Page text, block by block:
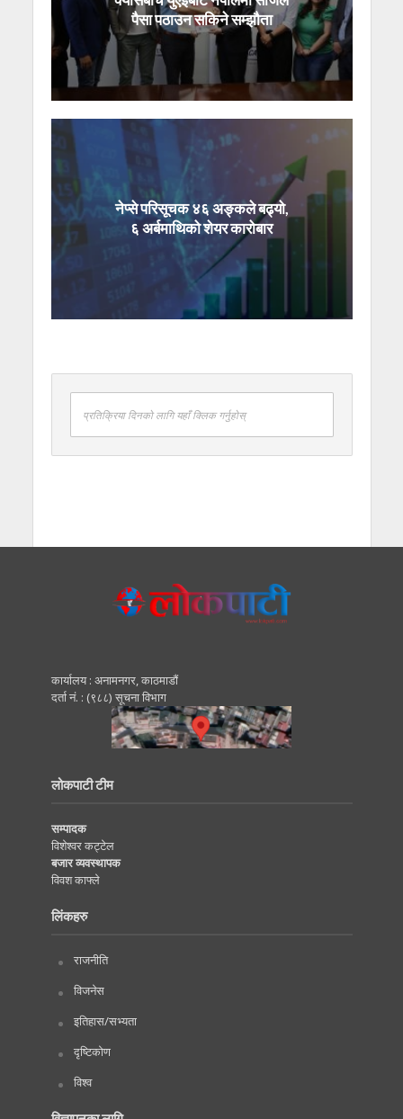
पैसा पठाउन सकिने सम्झौता
नेप्से परिसूचक ४६ अङ्कले बढ्यो,
६ अर्बमाथिको शेयर कारोबार
प्रतिक्रिया दिनको लागि यहाँ क्लिक गर्नुहोस्
कार्यालय : अनामनगर, काठमाडाैं
दर्ता नं. : (९८८) सूचना विभाग
लोकपाटी टीम
सम्पादक
विशेश्वर कट्टेल
बजार व्यवस्थापक
विवश काफ्ले
लिंकहरु
राजनीति
विजनेस
इतिहास/सभ्यता
दृष्टिकोण
विश्व